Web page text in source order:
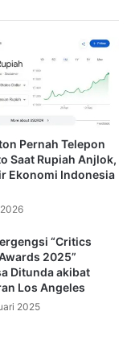
kilometer
dari keterangan
lantas secara
pencarian
angka yang
memiliki luas
terdampak
Google
menggunakan
360 km
Pernah Telepon
Saat Rupiah Anjlok,
Ekonomi Indonesia
“Critics
2025”
Ditunda akibat
Los Angeles
2025